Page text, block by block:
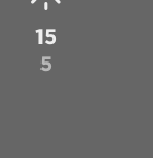
15
5